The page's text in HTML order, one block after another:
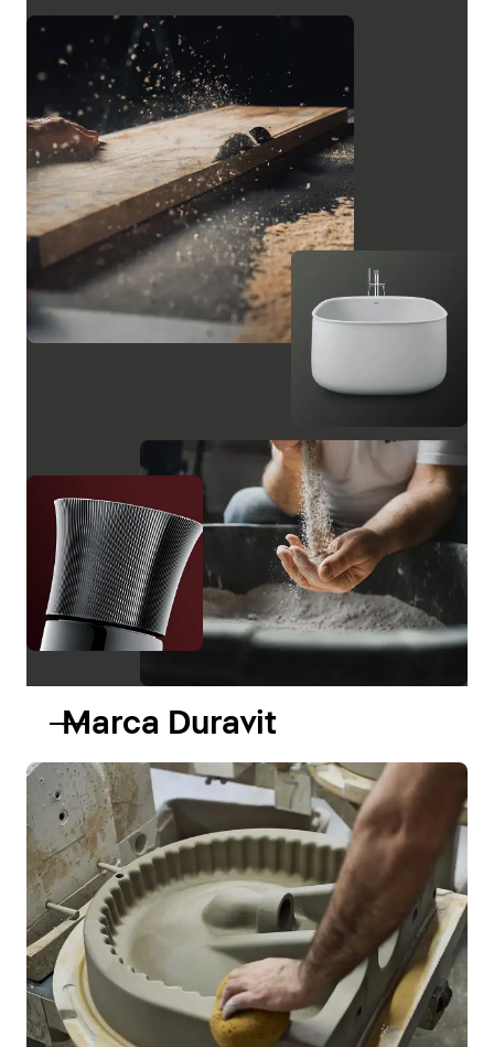
Marca Duravit